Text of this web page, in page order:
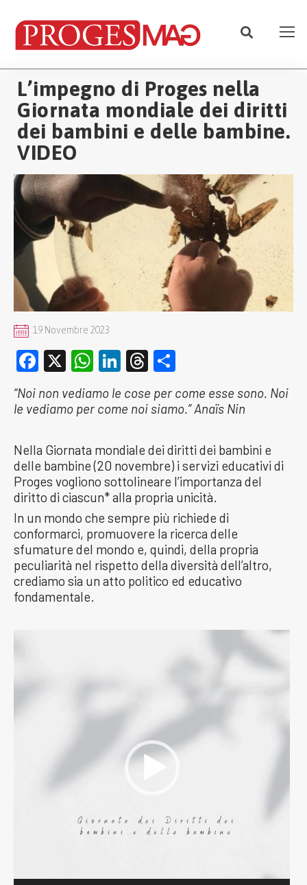
L’impegno di Proges nella
Giornata mondiale dei diritti
dei bambini e delle bambine.
VIDEO
19 Novembre 2023
Facebook
X WhatsApp
LinkedIn
Threads
“Noi non vediamo le cose per come esse sono. Noi
le vediamo per come noi siamo.” Anaïs Nin
Nella Giornata mondiale dei diritti dei bambini e
delle bambine (20 novembre) i servizi educativi di
Proges vogliono sottolineare l’importanza del
diritto di ciascun* alla propria unicità.
In un mondo che sempre più richiede di
conformarci, promuovere la ricerca delle
sfumature del mondo e, quindi, della propria
peculiarità nel rispetto della diversità dell’altro,
crediamo sia un atto politico ed educativo
fondamentale.